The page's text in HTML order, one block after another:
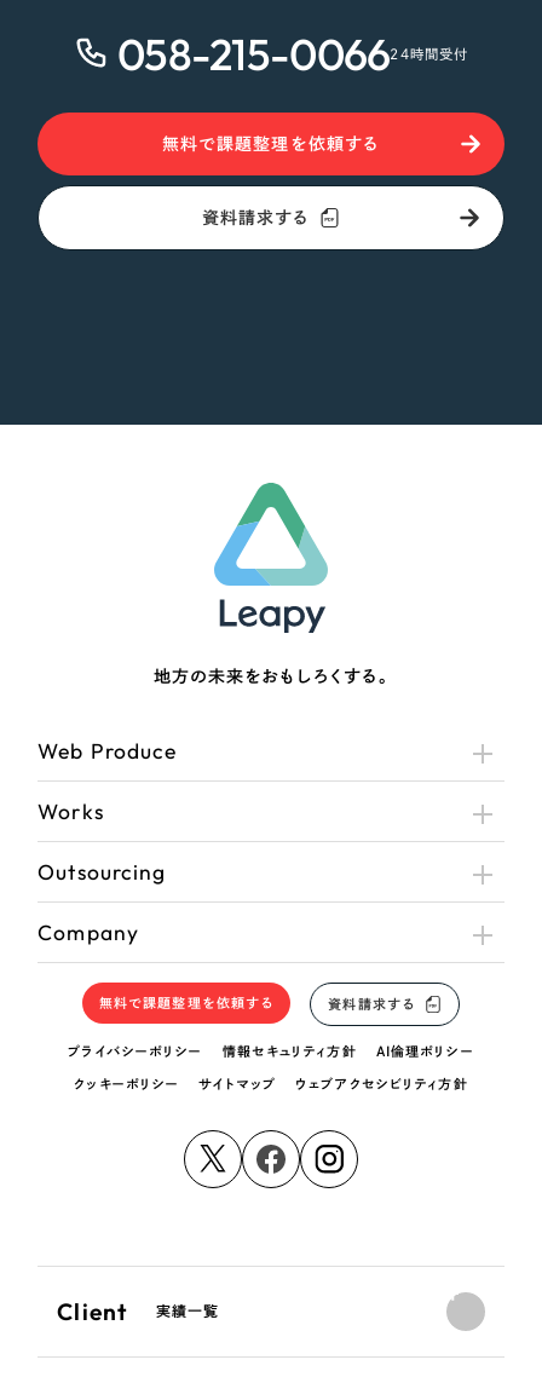
オレンジ・橙色
058-215-006624時間受付
無料で課題整理を依頼する
資料請求する
地方の未来をおもしろくする。
Web Produce
Works
Outsourcing
Company
無料で課題整理を依頼する 資料請求する
プライバシーポリシー 情報セキュリティ方針 AI倫理ポリシー
クッキーポリシー サイトマップ ウェブアクセシビリティ方針
Client 実績一覧